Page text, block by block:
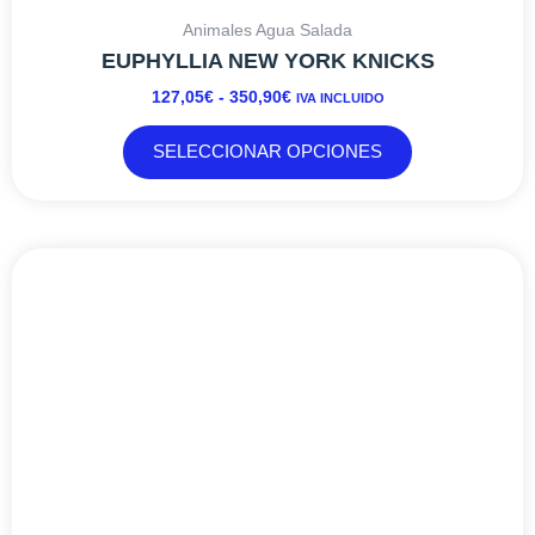
Animales Agua Salada
EUPHYLLIA NEW YORK KNICKS
127,05€ - 350,90€ IVA INCLUIDO
SELECCIONAR OPCIONES